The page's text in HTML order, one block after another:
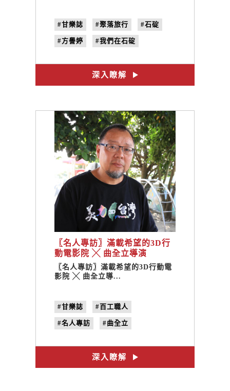
#甘樂誌 #聚落旅行 #石碇
#方譽婷 #我們在石碇
#到在地人家吃一碗
深入瞭解
〖名人專訪〗滿載希望的3D行
動電影院 ╳ 曲全立導演
〖名人專訪〗滿載希望的3D行動電
影院 ╳ 曲全立導...
#甘樂誌 #百工職人
#名人專訪 #曲全立
#《3D Taiwan》 #no.26
深入瞭解